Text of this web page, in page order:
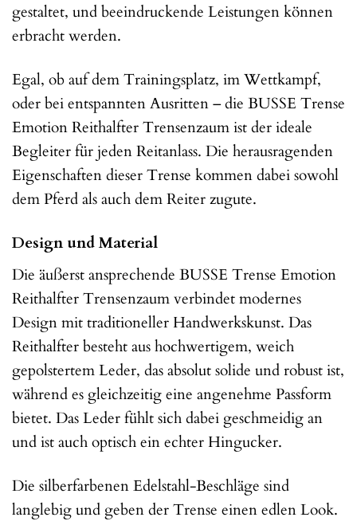
gestaltet, und beeindruckende Leistungen können
erbracht werden.
Egal, ob auf dem Trainingsplatz, im Wettkampf,
oder bei entspannten Ausritten – die BUSSE Trense
Emotion Reithalfter Trensenzaum ist der ideale
Begleiter für jeden Reitanlass. Die herausragenden
Eigenschaften dieser Trense kommen dabei sowohl
dem Pferd als auch dem Reiter zugute.
Design und Material
Die äußerst ansprechende BUSSE Trense Emotion
Reithalfter Trensenzaum verbindet modernes
Design mit traditioneller Handwerkskunst. Das
Reithalfter besteht aus hochwertigem, weich
gepolstertem Leder, das absolut solide und robust ist,
während es gleichzeitig eine angenehme Passform
bietet. Das Leder fühlt sich dabei geschmeidig an
und ist auch optisch ein echter Hingucker.
Die silberfarbenen Edelstahl-Beschläge sind
langlebig und geben der Trense einen edlen Look.